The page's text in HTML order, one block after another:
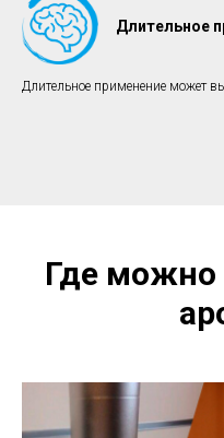
Длительное
Длительное применение может
Где можно